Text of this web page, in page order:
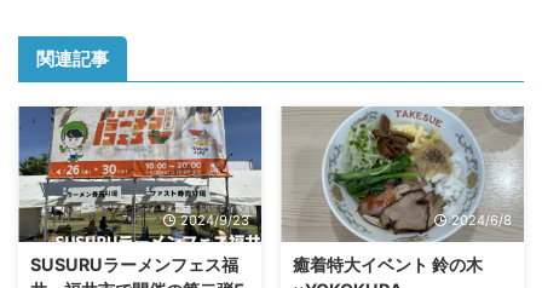
関連記事
2024/9/23
SUSURUラーメンフェス福
2024/6/8
癒着特大イベント 鈴の木